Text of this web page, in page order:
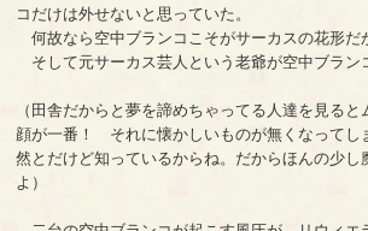
コだけは外せないと思っていた。
何故なら空中ブランコこそがサーカスの花形だ
そして元サーカス芸人という老爺が空中ブラン
（田舎だからと夢を諦めちゃってる人達を見る
顔が一番！ それに懐かしいものが無くなってし
然とだけど知っているからね。だからほんの少し
よ）